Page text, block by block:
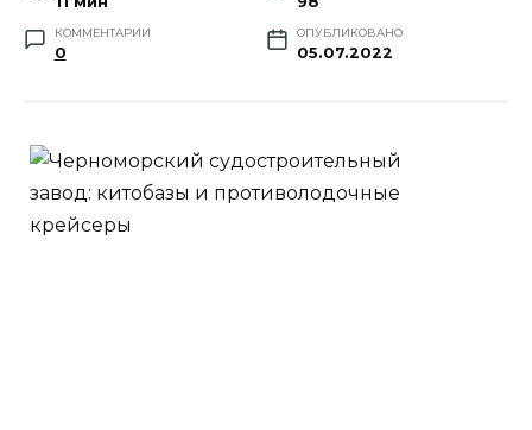
КОММЕНТАРИИ
0
ОПУБЛИКОВАНО
05.07.2022